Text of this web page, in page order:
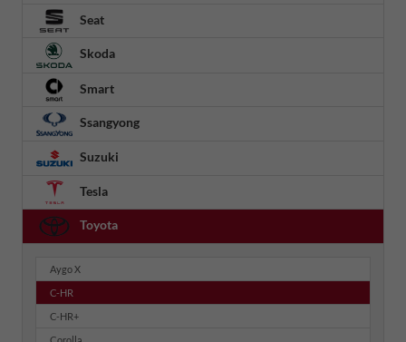
Seat
Skoda
Smart
Ssangyong
Suzuki
Tesla
Toyota
Aygo X
C-HR
C-HR+
Corolla